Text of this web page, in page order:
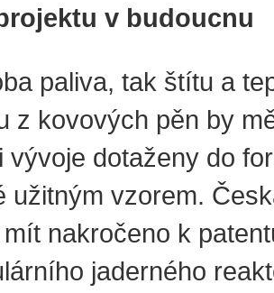
v budoucnu
paliva, tak štítu a
z kovových pěn by
vývoje dotaženy do
užitným vzorem.
nakročeno k
jaderného